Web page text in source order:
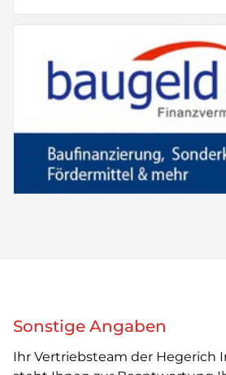
Sonstige Angaben
Ihr Vertriebsteam der Hegerich